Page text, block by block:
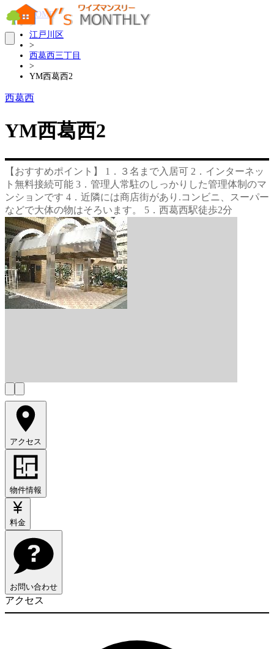
HOME
>
江戸川区
>
西葛西三丁目
>
YM西葛西2
西葛西
YM西葛西2
【おすすめポイント】 1．３名まで入居可 2．インターネッ
ト無料接続可能 3．管理人常駐のしっかりした管理体制のマ
ンションです 4．近隣には商店街があり.コンビニ、スーパー
などで大体の物はそろいます。 5．西葛西駅徒歩2分
アクセス
物件情報
料金
お問い合わせ
アクセス